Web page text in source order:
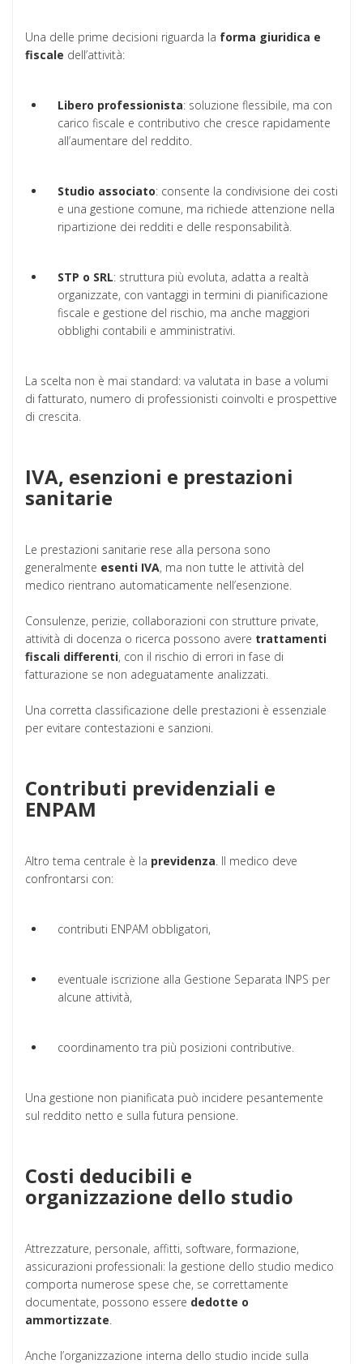
Una delle prime decisioni riguarda la forma giuridica e
fiscale dell’attività:
Libero professionista: soluzione flessibile, ma con
carico fiscale e contributivo che cresce rapidamente
all’aumentare del reddito.
Studio associato: consente la condivisione dei costi
e una gestione comune, ma richiede attenzione nella
ripartizione dei redditi e delle responsabilità.
STP o SRL: struttura più evoluta, adatta a realtà
organizzate, con vantaggi in termini di pianificazione
fiscale e gestione del rischio, ma anche maggiori
obblighi contabili e amministrativi.
La scelta non è mai standard: va valutata in base a volumi
di fatturato, numero di professionisti coinvolti e prospettive
di crescita.
IVA, esenzioni e prestazioni
sanitarie
Le prestazioni sanitarie rese alla persona sono
generalmente esenti IVA, ma non tutte le attività del
medico rientrano automaticamente nell’esenzione.
Consulenze, perizie, collaborazioni con strutture private,
attività di docenza o ricerca possono avere trattamenti
fiscali differenti, con il rischio di errori in fase di
fatturazione se non adeguatamente analizzati.
Una corretta classificazione delle prestazioni è essenziale
per evitare contestazioni e sanzioni.
Contributi previdenziali e
ENPAM
Altro tema centrale è la previdenza. Il medico deve
confrontarsi con:
contributi ENPAM obbligatori,
eventuale iscrizione alla Gestione Separata INPS per
alcune attività,
coordinamento tra più posizioni contributive.
Una gestione non pianificata può incidere pesantemente
sul reddito netto e sulla futura pensione.
Costi deducibili e
organizzazione dello studio
Attrezzature, personale, affitti, software, formazione,
assicurazioni professionali: la gestione dello studio medico
comporta numerose spese che, se correttamente
documentate, possono essere dedotte o
ammortizzate.
Anche l’organizzazione interna dello studio incide sulla